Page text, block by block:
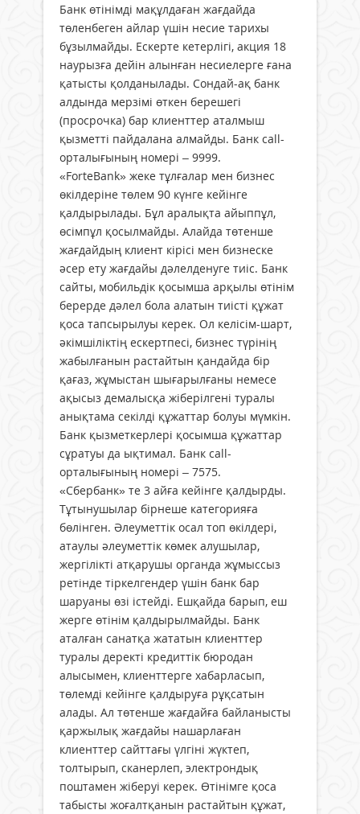
Банк өтінімді мақұлдаған жағдайда
төленбеген айлар үшін несие тарихы
бұзылмайды. Ескерте кетерлігі, акция 18
наурызға дейін алынған несиелерге ғана
қатысты қолданылады. Сондай-ақ банк
алдында мерзімі өткен берешегі
(просрочка) бар клиенттер аталмыш
қызметті пайдалана алмайды. Банк call-
орталығының номері – 9999.
«ForteBank» жеке тұлғалар мен бизнес
өкілдеріне төлем 90 күнге кейінге
қалдырылады. Бұл аралықта айыппұл,
өсімпұл қосылмайды. Алайда төтенше
жағдайдың клиент кірісі мен бизнеске
әсер ету жағдайы дәлелденуге тиіс. Банк
сайты, мобильдік қосымша арқылы өтінім
берерде дәлел бола алатын тиісті құжат
қоса тапсырылуы керек. Ол келісім-шарт,
әкімшіліктің ескертпесі, бизнес түрінің
жабылғанын растайтын қандайда бір
қағаз, жұмыстан шығарылғаны немесе
ақы­сыз демалысқа жіберілгені туралы
анықтама секілді құжаттар болуы мүмкін.
Банк қызметкерлері қосымша құжаттар
сұратуы да ықтимал. Банк call-
орталығының номері – 7575.
«Сбербанк» те 3 айға кейінге қал­дырды.
Тұтынушылар бірнеше категорияға
бөлінген. Әлеуметтік осал топ өкілдері,
атаулы әлеуметтік көмек алушылар,
жергілікті атқа­рушы органда жұмыссыз
ретінде тіркелгендер үшін банк бар
шаруаны өзі істейді. Ешқайда барып, еш
жерге өтінім қалдырылмайды. Банк
аталған санатқа жататын клиенттер
туралы деректі кредиттік бюродан
алысымен, клиенттерге хабарласып,
төлемді кейінге қалдыруға рұқсатын
алады. Ал төтенше жағдайға байланысты
қаржылық жағдайы нашарлаған
клиенттер сайттағы үлгіні жүктеп,
толтырып, сканерлеп, электрондық
поштамен жіберуі керек. Өтінімге қоса
табысты жоғалтқанын растайтын құжат,